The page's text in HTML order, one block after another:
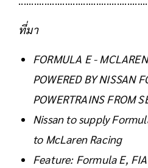
ที่มา
FORMULA E -
POWERED BY NISSAN
POWERTRAINS FROM
Nissan to supply
to McLaren Racing
Feature: Formula E,